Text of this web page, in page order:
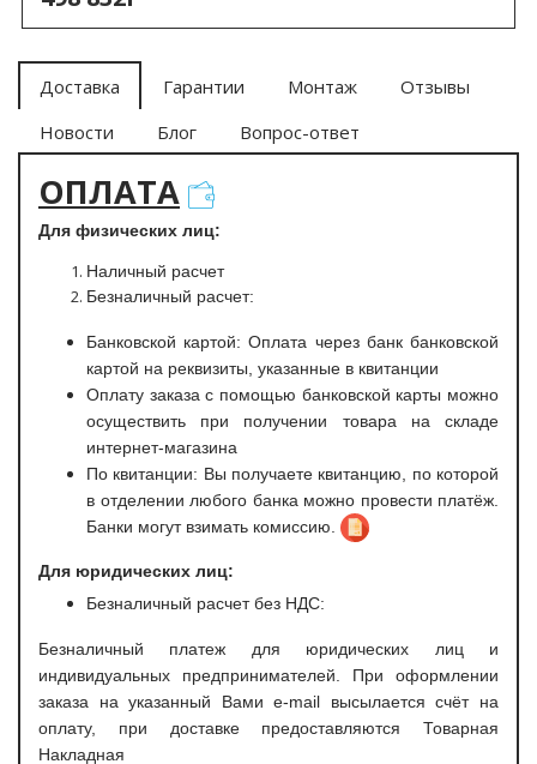
Доставка Гарантии Монтаж
Отзывы
Новости
Блог Вопрос-ответ
ОПЛАТА
Для физических лиц:
Наличный расчет
Безналичный расчет:
Банковской картой: Оплата через банк банковской
картой на реквизиты, указанные в квитанции
Оплату заказа с помощью банковской карты можно
осуществить при получении товара на складе
интернет-магазина
По квитанции: Вы получаете квитанцию, по которой
в отделении любого банка можно провести платёж.
Банки могут взимать комиссию.
Для юридических лиц:
Безналичный расчет без НДС:
Безналичный платеж для юридических лиц и
индивидуальных предпринимателей. При оформлении
заказа на указанный Вами e-mail высылается счёт на
оплату, при доставке предоставляются Товарная
Накладная